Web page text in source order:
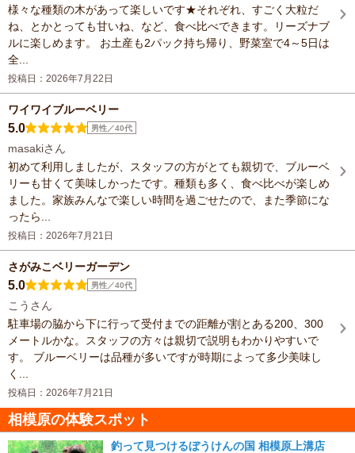
様々な種類の木があって楽しいです★それぞれ、すごく大粒だ
ね、とかとっても甘いね、など、食べ比べできます。リーズナブ
ルに楽しめます。 お土産も2パック持ち帰り、野菜室で4～5日は
全...
投稿日：2026年7月22日
ワイワイブルーベリー
5.0 男性／40代
masakiさん
初めて利用しましたが、スタッフの方がとても親切で、ブルーベ
リーも甘くて美味しかったです。種類も多く、食べ比べが楽しめ
ました。家族みんなで楽しい時間を過ごせたので、また季節にな
ったら...
投稿日：2026年7月21日
さがみこベリーガーデン
5.0 男性／40代
こうさん
駐車場の脇から下に行って受付までの距離が割とある200、300
メートルかな。スタッフの方々は親切で説明もわかりやすいで
す。 ブルーベリーは品種が多いですが時期によって多少美味し
く...
投稿日：2026年7月21日
相模原の体験スポット
釣って見つけるぼうけんの国 相模原上溝店